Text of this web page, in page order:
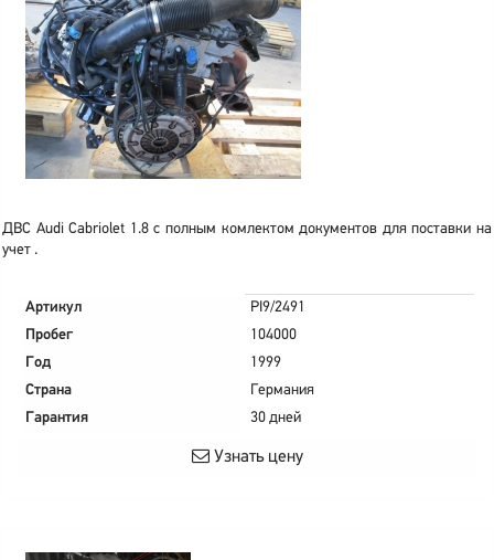
ДВС Audi Cabriolet 1.8 с полным комлектом документов для поставки на
учет .
Артикул
PI9/2491
Пробег
104000
Год
1999
Страна
Германия
Гарантия
30 дней
Узнать цену